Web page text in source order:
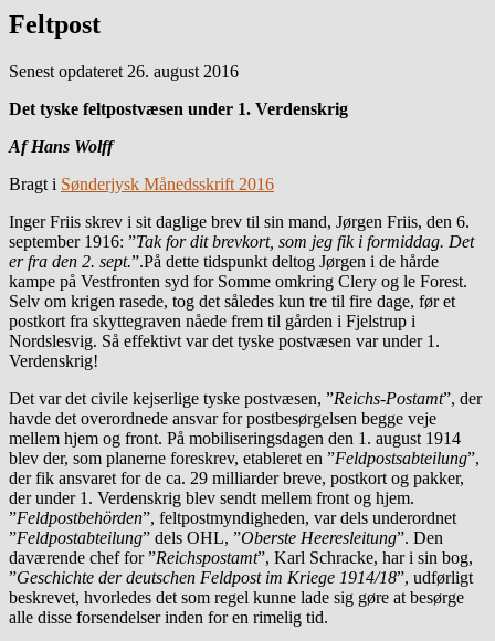
Feltpost
Senest opdateret 26. august 2016
Det tyske feltpostvæsen under 1. Verdenskrig
Af Hans Wolff
Bragt i Sønderjysk Månedsskrift 2016
Inger Friis skrev i sit daglige brev til sin mand, Jørgen Friis, den 6.
september 1916: ”Tak for dit brevkort, som jeg fik i formiddag. Det
er fra den 2. sept.”.På dette tidspunkt deltog Jørgen i de hårde
kampe på Vestfronten syd for Somme omkring Clery og le Forest.
Selv om krigen rasede, tog det således kun tre til fire dage, før et
postkort fra skyttegraven nåede frem til gården i Fjelstrup i
Nordslesvig. Så effektivt var det tyske postvæsen var under 1.
Verdenskrig!
Det var det civile kejserlige tyske postvæsen, ”Reichs-Postamt”, der
havde det overordnede ansvar for postbesørgelsen begge veje
mellem hjem og front. På mobiliseringsdagen den 1. august 1914
blev der, som planerne foreskrev, etableret en ”Feldpostsabteilung”,
der fik ansvaret for de ca. 29 milliarder breve, postkort og pakker,
der under 1. Verdenskrig blev sendt mellem front og hjem.
”Feldpostbehörden”, feltpostmyndigheden, var dels underordnet
”Feldpostabteilung” dels OHL, ”Oberste Heeresleitung”. Den
daværende chef for ”Reichspostamt”, Karl Schracke, har i sin bog,
”Geschichte der deutschen Feldpost im Kriege 1914/18”, udførligt
beskrevet, hvorledes det som regel kunne lade sig gøre at besørge
alle disse forsendelser inden for en rimelig tid.